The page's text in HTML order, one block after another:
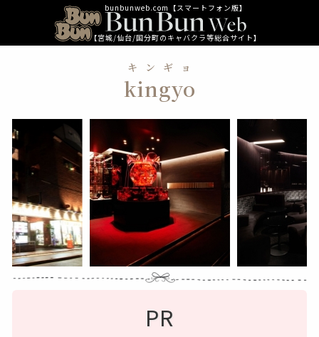
bunbunweb.com【スマートフォン版】
【宮城/仙台/国分町のキャバクラ等総合サイト】
kingyo
キンギョ
PR